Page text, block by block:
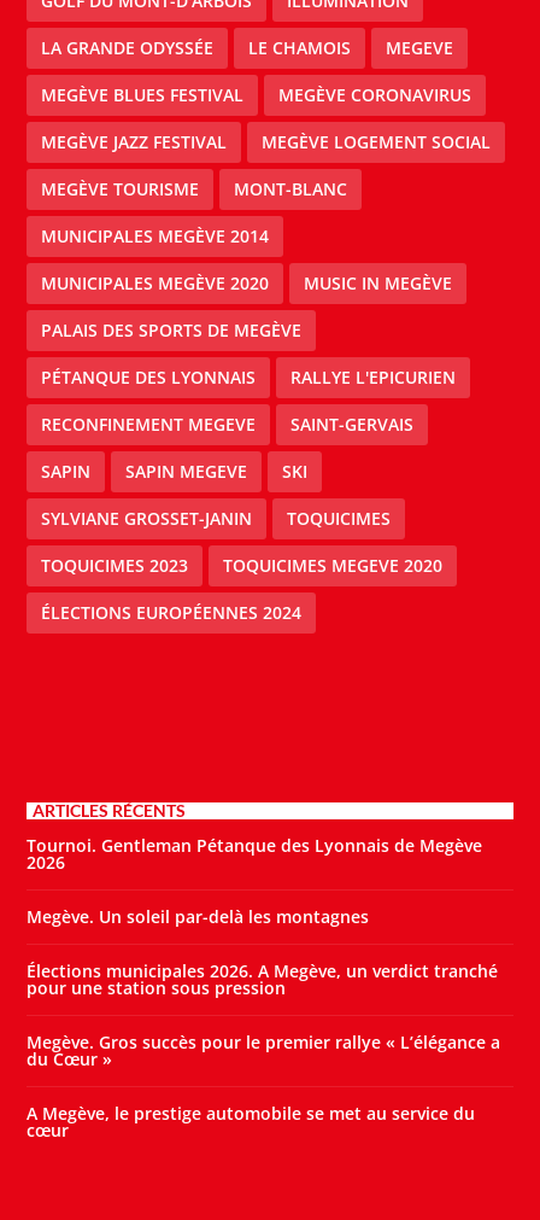
LA GRANDE ODYSSÉE LE CHAMOIS MEGEVE
MEGÈVE BLUES FESTIVAL MEGÈVE CORONAVIRUS
MEGÈVE JAZZ FESTIVAL MEGÈVE LOGEMENT SOCIAL
MEGÈVE TOURISME MONT-BLANC
MUNICIPALES MEGÈVE 2014
MUNICIPALES MEGÈVE 2020 MUSIC IN MEGÈVE
PALAIS DES SPORTS DE MEGÈVE
PÉTANQUE DES LYONNAIS RALLYE L'EPICURIEN
RECONFINEMENT MEGEVE SAINT-GERVAIS
SAPIN SAPIN MEGEVE SKI
SYLVIANE GROSSET-JANIN TOQUICIMES
TOQUICIMES 2023 TOQUICIMES MEGEVE 2020
ÉLECTIONS EUROPÉENNES 2024
ARTICLES RÉCENTS
Tournoi. Gentleman Pétanque des Lyonnais de Megève
2026
Megève. Un soleil par-delà les montagnes
Élections municipales 2026. A Megève, un verdict tranché
pour une station sous pression
Megève. Gros succès pour le premier rallye « L’élégance a
du Cœur »
A Megève, le prestige automobile se met au service du
cœur